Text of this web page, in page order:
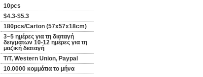
10pcs
$4.3-$5.3
180pcs/Carton (57x57x18cm)
3~5 ημέρες για τη διαταγή
δειγμάτων 10-12 ημέρες για τη
μαζική διαταγή
T/T, Western Union, Paypal
10.0000 κομμάτια το μήνα